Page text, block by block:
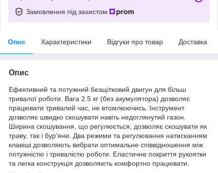
Замовлення під захистом
Опис Характеристики Відгуки про товар Доставка
Опис
Ефективний та потужний безщітковий двигун для більш
тривалої роботи. Вага 2.5 кг (без акумулятора) дозволяє
працювати тривалий час, не втомлюючись. Інструмент
дозволяє швидко скошувати навіть недоглянутий газон.
Ширина скошування, що регулюється, дозволяє скошувати як
траву, так і бур'яни. Два режими та регулювання натисканням
клавіші дозволяють вибрати оптимальне співвідношення між
потужністю і тривалістю роботи. Еластичне покриття рукоятки
та легка конструкція дозволяють комфортно працювати.